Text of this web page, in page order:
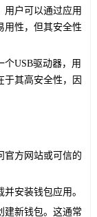
用户可以通过应用
用性，但其安全性
USB驱动器，用
于其高安全性，因
官方网站或可信的
安装钱包应用。
建新钱包。这通常